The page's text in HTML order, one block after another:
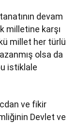
devam
milletine karşı
millet her türlü
olsa da
istiklale
ve fikir
Devlet ve